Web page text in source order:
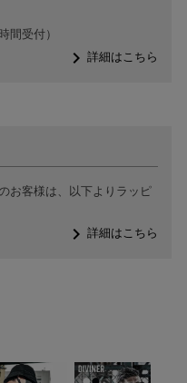
間受付）
navigate_next詳細はこちら
お客様は、以下よりラッピ
navigate_next詳細はこちら